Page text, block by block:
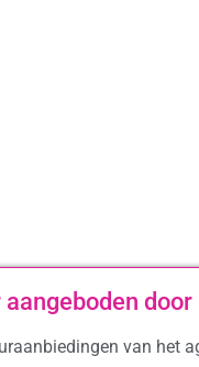
aangeboden
van het